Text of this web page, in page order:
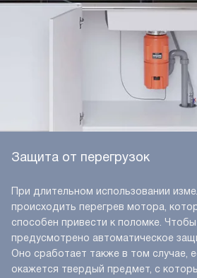
Защита от перегрузок
При длительном использовании
происходить перегрев мотора,
способен привести к поломке. Чтобы
предусмотрено автоматическое
Оно сработает также в том случае,
окажется твердый предмет, с